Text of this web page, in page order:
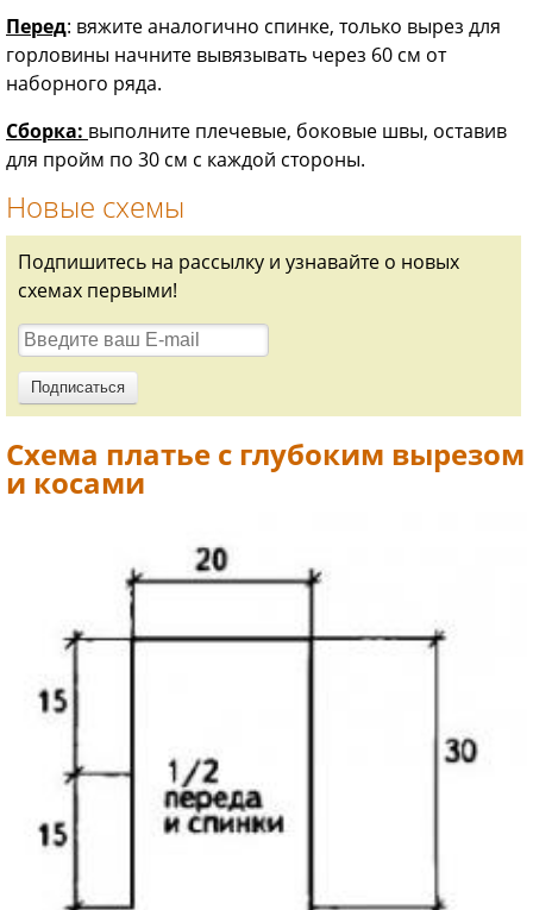
Перед: вяжите аналогично спинке, только вырез для
горловины начните вывязывать через 60 см от
наборного ряда.
Сборка: выполните плечевые, боковые швы, оставив
для пройм по 30 см с каждой стороны.
Новые схемы
Подпишитесь на рассылку и узнавайте о новых
схемах первыми!
Схема платье с глубоким вырезом
и косами